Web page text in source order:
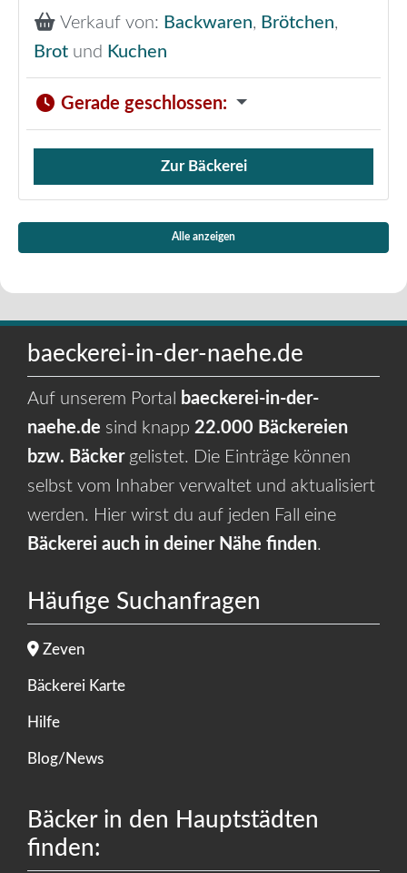
Verkauf von: Backwaren, Brötchen,
Brot und Kuchen
Gerade geschlossen:
Verkauf von Brötchen,
Zur Bäckerei
Alle anzeigen
baeckerei-in-der-naehe.de
Auf unserem Portal
baeckerei-in-der-
naehe.de sind knapp 22.000 Bäckereien
bzw. Bäckergelistet. Die Einträge können
selbst vom Inhaber verwaltet und aktualisiert
werden. Hier wirst du auf jeden Fall eine
Bäckerei auch in deiner Nähe finden.
Häufige Suchanfragen
Zeven
Bäckerei Karte
Hilfe
Blog/News
Bäcker in den Hauptstädten
finden: